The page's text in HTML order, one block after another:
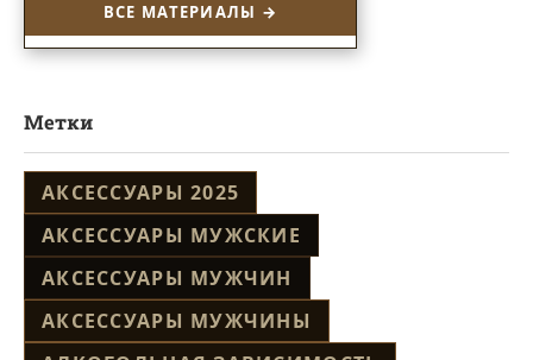
ВСЕ МАТЕРИАЛЫ →
Метки
АКСЕССУАРЫ 2025
АКСЕССУАРЫ МУЖСКИЕ
АКСЕССУАРЫ МУЖЧИН
АКСЕССУАРЫ МУЖЧИНЫ